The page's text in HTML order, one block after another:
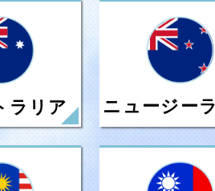
ラリア ニュージー